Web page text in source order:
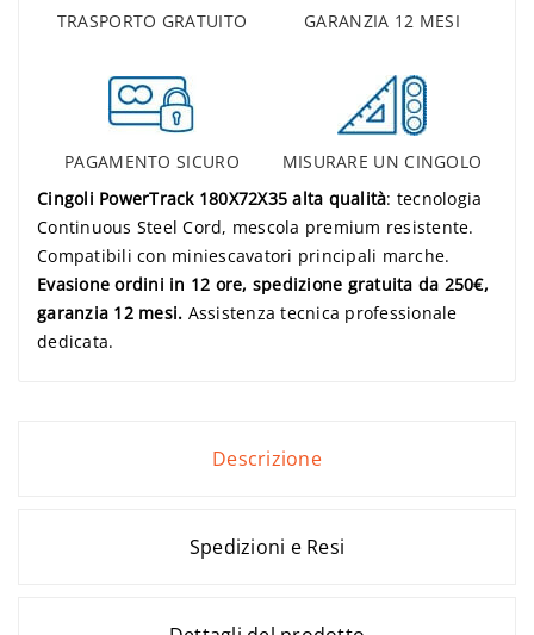
TRASPORTO GRATUITO GARANZIA 12 MESI
PAGAMENTO SICURO
MISURARE UN CINGOLO
Cingoli PowerTrack 180X72X35 alta qualità: tecnologia
Continuous Steel Cord, mescola premium resistente.
Compatibili con miniescavatori principali marche.
Evasione ordini in 12 ore, spedizione gratuita da 250€,
garanzia 12 mesi. Assistenza tecnica professionale
dedicata.
Descrizione
Spedizioni e Resi